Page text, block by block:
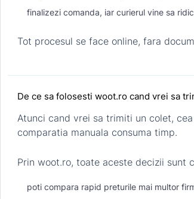
finalizezi comanda, iar curierul vine sa
Tot procesul se face online, fara
De ce sa folosesti woot.ro cand vrei sa
Atunci cand vrei sa trimiti un colet,
comparatia manuala consuma timp.
Prin woot.ro, toate aceste decizii sunt
poti compara rapid preturile mai multor